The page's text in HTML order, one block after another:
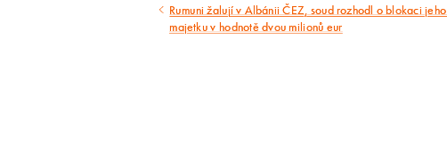
Předcházející
Rumuni žalují v Albánii ČEZ, soud rozhodl o blokaci jeho
majetku v hodnotě dvou milionů eur